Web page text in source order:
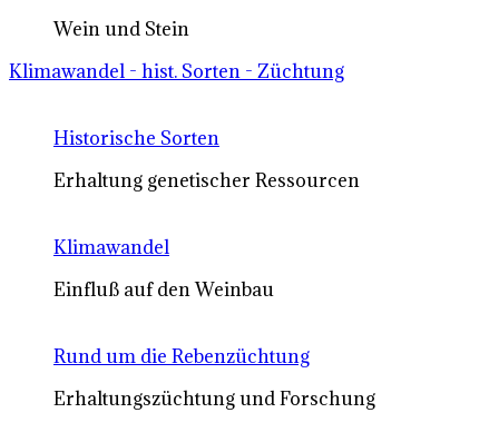
Wein und Stein
Klimawandel - hist. Sorten - Züchtung
Historische Sorten
Erhaltung genetischer Ressourcen
Klimawandel
Einfluß auf den Weinbau
Rund um die Rebenzüchtung
Erhaltungszüchtung und Forschung